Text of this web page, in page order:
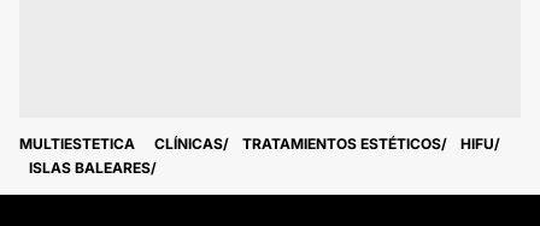
MULTIESTETICA CLÍNICAS TRATAMIENTOS ESTÉTICOS
HIFU
ISLAS BALEARES